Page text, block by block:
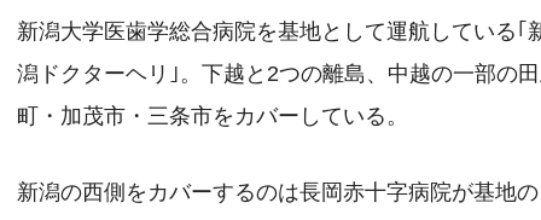
新潟大学医歯学総合病院を基地として運航している｢
潟ドクターヘリ｣。下越と2つの離島、中越の一部の
町・加茂市・三条市をカバーしている。
新潟の西側をカバーするのは長岡赤十字病院が基地の